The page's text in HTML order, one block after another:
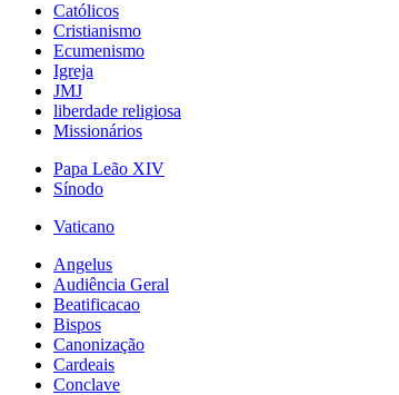
Católicos
Cristianismo
Ecumenismo
Igreja
JMJ
liberdade religiosa
Missionários
Papa Leão XIV
Sínodo
Vaticano
Angelus
Audiência Geral
Beatificacao
Bispos
Canonização
Cardeais
Conclave